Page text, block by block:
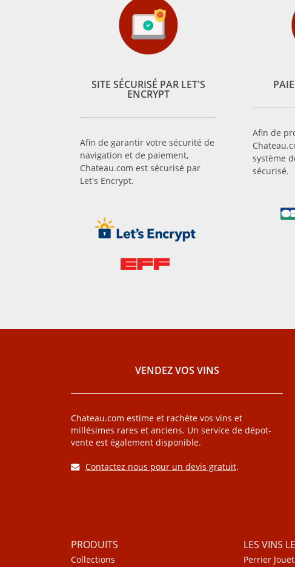
SITE SÉCURISÉ PAR LET'S
ENCRYPT
Afin de garantir votre sécurité de
navigation et de paiement,
Chateau.com est sécurisé par
Let's Encrypt.
Afin de
système
sécurisé.
VENDEZ VOS VINS
Chateau.com estime et rachète vos vins et
millésimes rares et anciens. Un service de dépot-
vente est également disponible.
Contactez nous pour un devis gratuit.
PRODUITS
Collections
LES VINS
Perrier Jouët